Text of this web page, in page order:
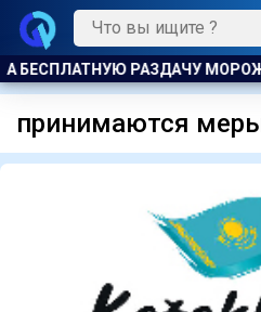
ПОСЛЕ ЛИПОСАКЦИИ
принимаются